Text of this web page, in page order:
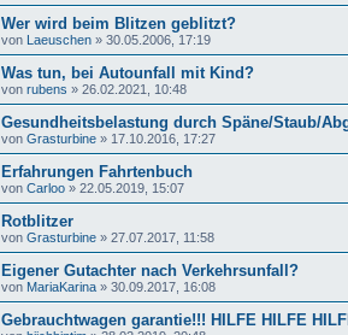
Wer wird beim Blitzen geblitzt?
von Laeuschen » 30.05.2006, 17:19
Was tun, bei Autounfall mit Kind?
von rubens » 26.02.2021, 10:48
Gesundheitsbelastung durch Späne/Staub/
von Grasturbine » 17.10.2016, 17:27
Erfahrungen Fahrtenbuch
von Carloo » 22.05.2019, 15:07
Rotblitzer
von Grasturbine » 27.07.2017, 11:58
Eigener Gutachter nach Verkehrsunfall?
von MariaKarina » 30.09.2017, 16:08
Gebrauchtwagen garantie!!! HILFE HILFE